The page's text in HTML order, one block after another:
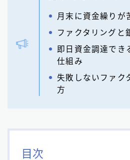
月末に資金繰りが
ファクタリングと
即日資金調達でき
仕組み
失敗しないファク
方
目次